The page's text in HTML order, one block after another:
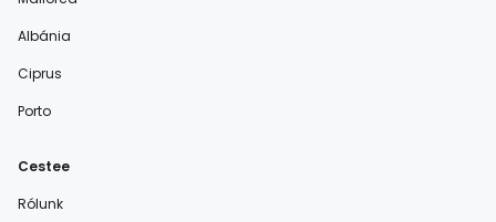
Albánia
Ciprus
Porto
Cestee
Rólunk